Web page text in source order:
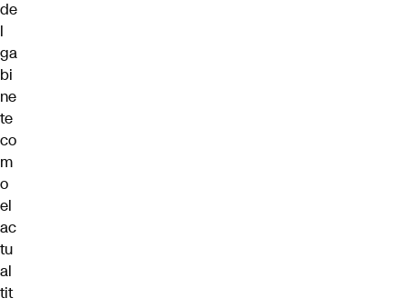
de
l
ga
bi
ne
te
co
m
o
el
ac
tu
al
tit